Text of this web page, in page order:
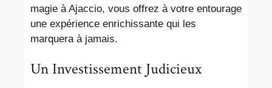
magie à Ajaccio, vous offrez à votre entourage
une expérience enrichissante qui les
marquera à jamais.
Un Investissement Judicieux